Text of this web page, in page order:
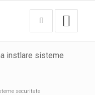
instlare sisteme
securitate